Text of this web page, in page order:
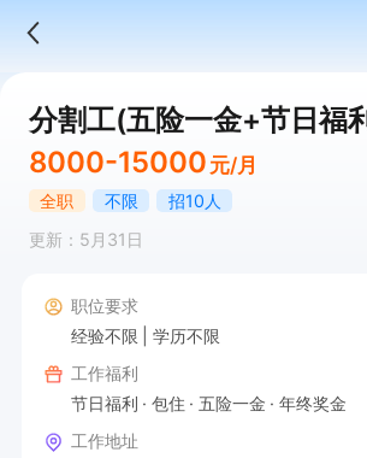
分割工(五险一金+节日福
8000-15000 元/月
全职 不限
招10人
更新：5月31日
职位要求
经验不限
学历不限
工作福利
节日福利
包住 五险一金
年终奖金
工作地址